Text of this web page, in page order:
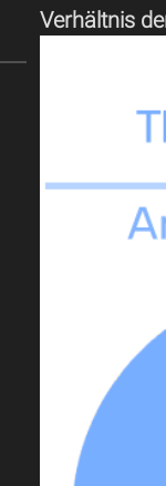
Verhältnis